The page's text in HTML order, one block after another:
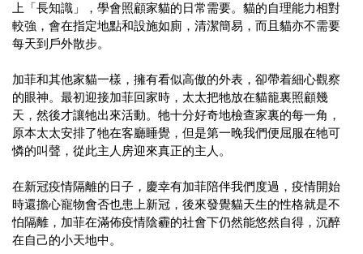
上「長知識」，學會照顧家貓的日常需要。貓的自理能力相對
較強，會在指定地點和設施如廁，清潔簡易，而且貓亦不需要
每天到戶外散步。
加菲和其他家貓一樣，擁有看似高傲的外表，卻帶着細心觀察
的眼神。最初迎接加菲回家時，太太把牠放在貓籠裏照顧幾
天，然後才讓牠出來活動。牠十分好奇地檢查家裏的每一角，
原本太太安排了牠在客廳睡覺，但是第一晚我們便屈服在牠可
憐的叫聲，從此主人房迎來真正的主人。
在新冠疫情隔離的日子，慶幸有加菲陪伴我們度過，疫情開始
時還擔心寵物會否也患上新冠，後來發覺貓天生的性格就是不
怕隔離，加菲在滿佈疫情陰霾的社會下仍然能悠然自得，沉醉
在自己的小天地中。